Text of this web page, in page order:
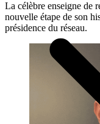
La célèbre enseigne de
nouvelle étape de son
présidence du réseau.